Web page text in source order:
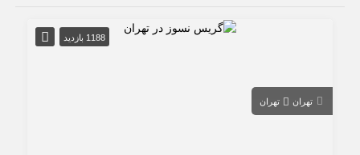
1188 بازدید
تهران تهران